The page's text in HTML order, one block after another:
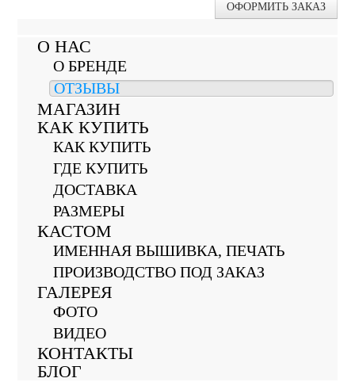
ОФОРМИТЬ ЗАКАЗ
О НАС
О БРЕНДЕ
ОТЗЫВЫ
МАГАЗИН
КАК КУПИТЬ
КАК КУПИТЬ
ГДЕ КУПИТЬ
ДОСТАВКА
РАЗМЕРЫ
КАСТОМ
ИМЕННАЯ ВЫШИВКА, ПЕЧАТЬ
ПРОИЗВОДСТВО ПОД ЗАКАЗ
ГАЛЕРЕЯ
ФОТО
ВИДЕО
КОНТАКТЫ
БЛОГ